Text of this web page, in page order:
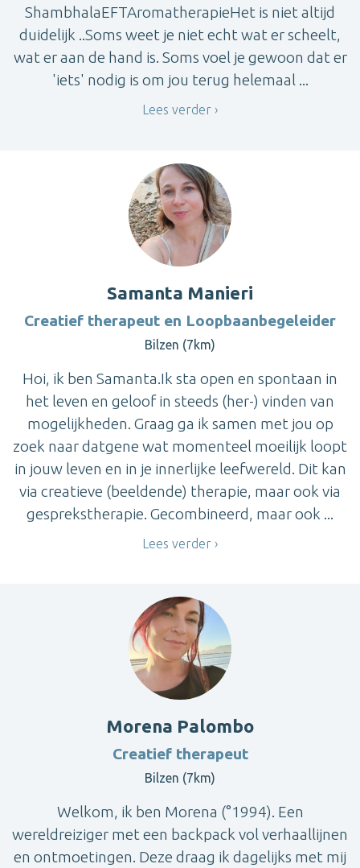
ShambhalaEFTAromatherapieHet is niet altijd
duidelijk ..Soms weet je niet echt wat er scheelt,
wat er aan de hand is. Soms voel je gewoon dat er
'iets' nodig is om jou terug helemaal ...
Lees verder
Samanta Manieri
Creatief therapeut en Loopbaanbegeleider
Bilzen (7km)
Hoi, ik ben Samanta.Ik sta open en spontaan in
het leven en geloof in steeds (her-) vinden van
mogelijkheden. Graag ga ik samen met jou op
zoek naar datgene wat momenteel moeilijk loopt
in jouw leven en in je innerlijke leefwereld. Dit kan
via creatieve (beeldende) therapie, maar ook via
gesprekstherapie. Gecombineerd, maar ook ...
Lees verder
Morena Palombo
Creatief therapeut
Bilzen (7km)
Welkom, ik ben Morena (°1994). Een
wereldreiziger met een backpack vol verhaallijnen
en ontmoetingen. Deze draag ik dagelijks met mij